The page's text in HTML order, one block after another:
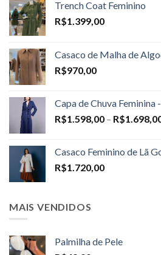
Trench Coat Feminino
R$1.399,00
Casaco de Malha de
R$970,00
Capa de Chuva Feminina
R$1.598,00 – R$
Casaco Feminino de Lã
R$1.720,00
MAIS VENDIDOS
Palmilha de Pele